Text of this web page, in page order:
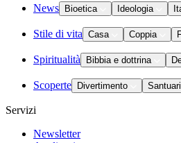
News Bioetica Ideologia
Stile di vita Casa Coppia
Spiritualità Bibbia e dottrina
Scoperte Divertimento Santuari
Servizi
Newsletter